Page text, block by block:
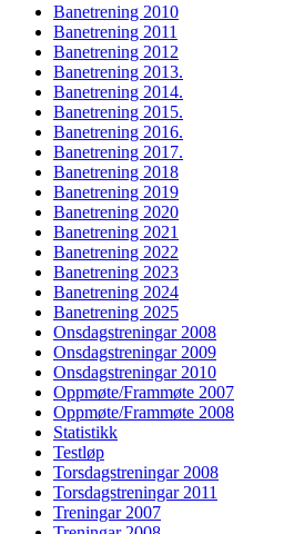
Banetrening 2010
Banetrening 2011
Banetrening 2012
Banetrening 2013.
Banetrening 2014.
Banetrening 2015.
Banetrening 2016.
Banetrening 2017.
Banetrening 2018
Banetrening 2019
Banetrening 2020
Banetrening 2021
Banetrening 2022
Banetrening 2023
Banetrening 2024
Banetrening 2025
Onsdagstreningar 2008
Onsdagstreningar 2009
Onsdagstreningar 2010
Oppmøte/Frammøte 2007
Oppmøte/Frammøte 2008
Statistikk
Testløp
Torsdagstreningar 2008
Torsdagstreningar 2011
Treningar 2007